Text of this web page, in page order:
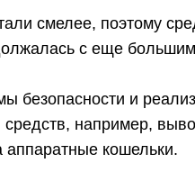
смелее, поэтому
с еще
безопасности и
например,
кошельки.